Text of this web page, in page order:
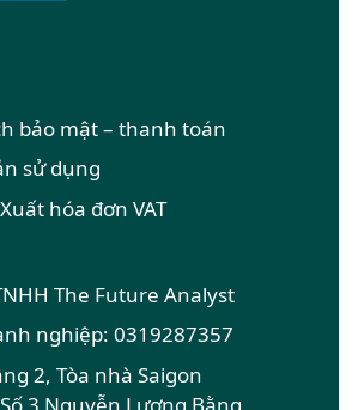
bảo mật – thanh toán
sử dụng
hóa đơn VAT
The Future Analyst
nghiệp: 0319287357
2, Tòa nhà Saigon
3 Nguyễn Lương Bằng,